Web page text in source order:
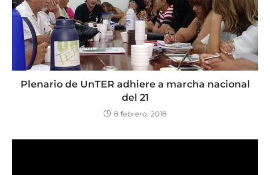
Plenario de UnTER adhiere a marcha nacional
del 21
8 febrero, 2018